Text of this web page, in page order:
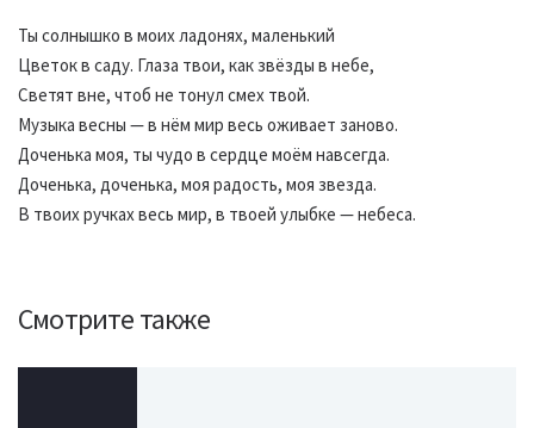
Ты солнышко в моих ладонях, маленький
Цветок в саду. Глаза твои, как звёзды в небе,
Светят вне, чтоб не тонул смех твой.
Музыка весны — в нём мир весь оживает заново.
Доченька моя, ты чудо в сердце моём навсегда.
Доченька, доченька, моя радость, моя звезда.
В твоих ручках весь мир, в твоей улыбке — небеса.
Смотрите также